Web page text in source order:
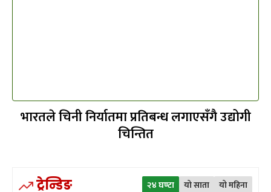
भारतले चिनी निर्यातमा प्रतिबन्ध लगाएसँगै उद्योगी
चिन्तित
ट्रेन्डिङ २४ घण्टा यो साता यो महिना